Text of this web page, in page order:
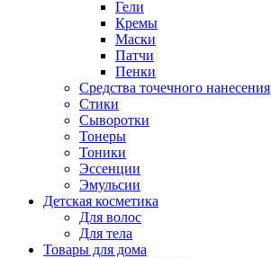
Гели
Кремы
Маски
Патчи
Пенки
Средства точечного нанесения
Стики
Сыворотки
Тонеры
Тоники
Эссенции
Эмульсии
Детская косметика
Для волос
Для тела
Товары для дома